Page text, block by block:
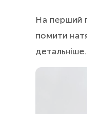
На перший
помити
детальніше.